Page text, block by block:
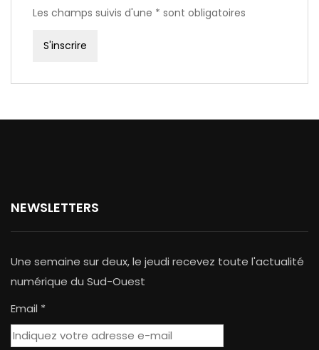
Les champs suivis d'une * sont obligatoires
NEWSLETTERS
Une semaine sur deux, le jeudi recevez toute l'actualité
numérique du Sud-Ouest
Email *